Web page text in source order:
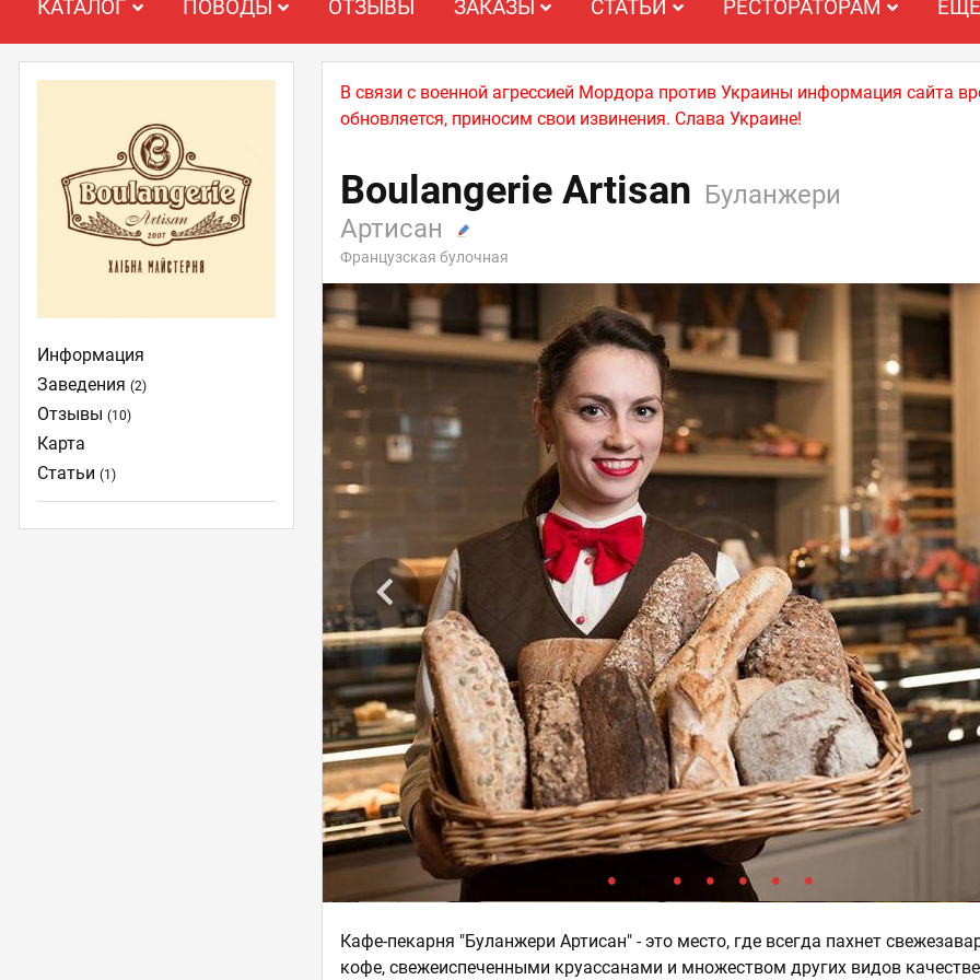
КАТАЛОГ ПОВОДЫ ОТЗЫВЫ ЗАКАЗЫ СТАТЬИ РЕСТОРАТОРАМ
В связи с военной агрессией Мордора против Украины информация сайта
обновляется, приносим свои извинения. Слава Украине!
Boulangerie Artisan Буланжери
Артисан
Французская булочная
Кафе-пекарня "Буланжери Артисан" - это место, где всегда пахнет
кофе, свежеиспеченными круассанами и множеством других видов
Информация
Заведения(2)
Отзывы(10)
Карта
Статьи(1)